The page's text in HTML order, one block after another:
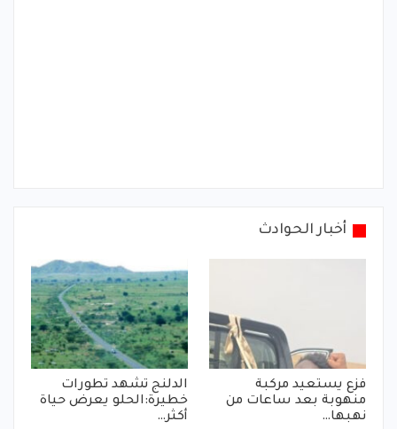
أخبار الحوادث
فزع يستعيد مركبة
منهوبة بعد ساعات من
نهبها…
الدلنج تشهد تطورات
خطيرة:الحلو يعرض حياة
أكثر…